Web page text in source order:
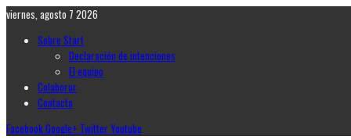
viernes, agosto 7 2026
Sobre Start
Declaración de intenciones
El equipo
Colaborar
Contacto
FacebookGoogle+ TwitterYoutube